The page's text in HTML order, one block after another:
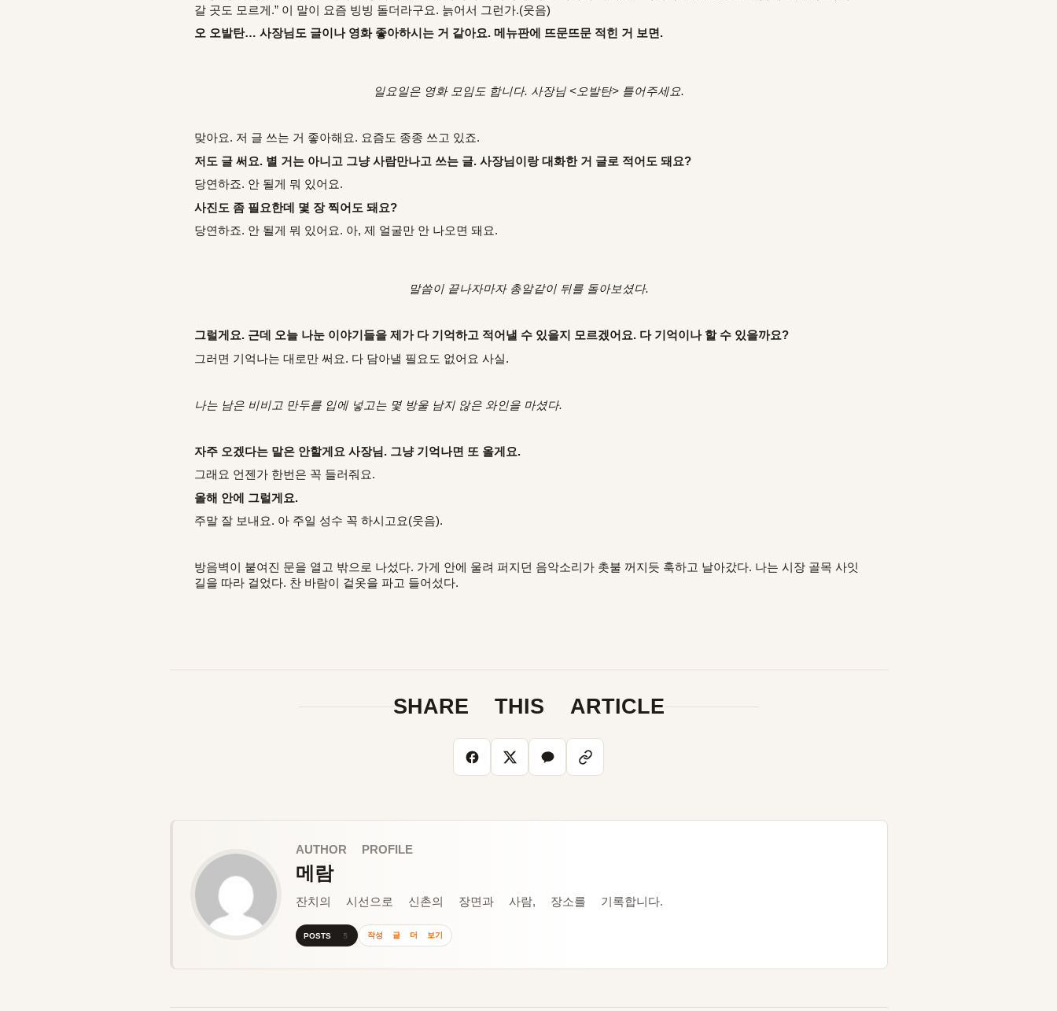
갈 곳도 모르게.” 이 말이 요즘 빙빙 돌더라구요. 늙어서 그런가.(웃음)
오 오발탄… 사장님도 글이나 영화 좋아하시는 거 같아요. 메뉴판에 뜨문뜨문 적힌 거 보면.
일요일은 영화 모임도 합니다. 사장님 <오발탄> 틀어주세요.
맞아요. 저 글 쓰는 거 좋아해요. 요즘도 종종 쓰고 있죠.
저도 글 써요. 별 거는 아니고 그냥 사람만나고 쓰는 글. 사장님이랑 대화한 거 글로 적어도 돼요?
당연하죠. 안 될게 뭐 있어요.
사진도 좀 필요한데 몇 장 찍어도 돼요?
당연하죠. 안 될게 뭐 있어요. 아, 제 얼굴만 안 나오면 돼요.
말씀이 끝나자마자 총알같이 뒤를 돌아보셨다.
그럴게요. 근데 오늘 나눈 이야기들을 제가 다 기억하고 적어낼 수 있을지 모르겠어요. 다 기억이나 할 수 있을까요?
그러면 기억나는 대로만 써요. 다 담아낼 필요도 없어요 사실.
나는 남은 비비고 만두를 입에 넣고는 몇 방울 남지 않은 와인을 마셨다.
자주 오겠다는 말은 안할게요 사장님. 그냥 기억나면 또 올게요.
그래요 언젠가 한번은 꼭 들러줘요.
올해 안에 그럴게요.
주말 잘 보내요. 아 주일 성수 꼭 하시고요(웃음).
방음벽이 붙여진 문을 열고 밖으로 나섰다. 가게 안에 울려 퍼지던 음악소리가 촛불 꺼지듯 훅하고 날아갔다. 나는 시장 골목 사잇
길을 따라 걸었다. 찬 바람이 겉옷을 파고 들어섰다.
SHARE THIS ARTICLE
AUTHOR PROFILE
메람
잔치의 시선으로 신촌의 장면과 사람, 장소를 기록합니다.
POSTS 5 작성 글 더 보기